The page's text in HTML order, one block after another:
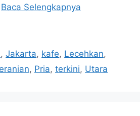
Baca Selengkapnya
,Jakarta, kafe, Lecehkan,
, Pria, terkini, Utara